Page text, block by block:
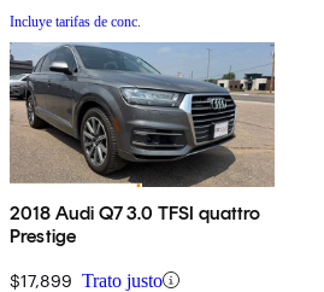
Incluye tarifas de conc.
2018 Audi Q7 3.0 TFSI quattro
Prestige
$17,899 Trato justo